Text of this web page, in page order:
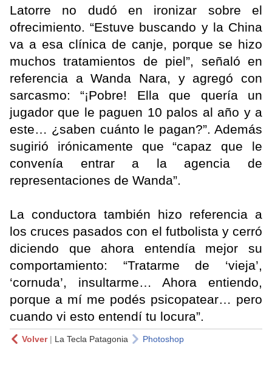
Latorre no dudó en ironizar sobre el
ofrecimiento. “Estuve buscando y la China
va a esa clínica de canje, porque se hizo
muchos tratamientos de piel”, señaló en
referencia a Wanda Nara, y agregó con
sarcasmo: “¡Pobre! Ella que quería un
jugador que le paguen 10 palos al año y a
este… ¿saben cuánto le pagan?”. Además
sugirió irónicamente que “capaz que le
convenía entrar a la agencia de
representaciones de Wanda”.
La conductora también hizo referencia a
los cruces pasados con el futbolista y cerró
diciendo que ahora entendía mejor su
comportamiento: “Tratarme de ‘vieja’,
‘cornuda’, insultarme… Ahora entiendo,
porque a mí me podés psicopatear… pero
cuando vi esto entendí tu locura”.
Volver| La Tecla Patagonia Photoshop